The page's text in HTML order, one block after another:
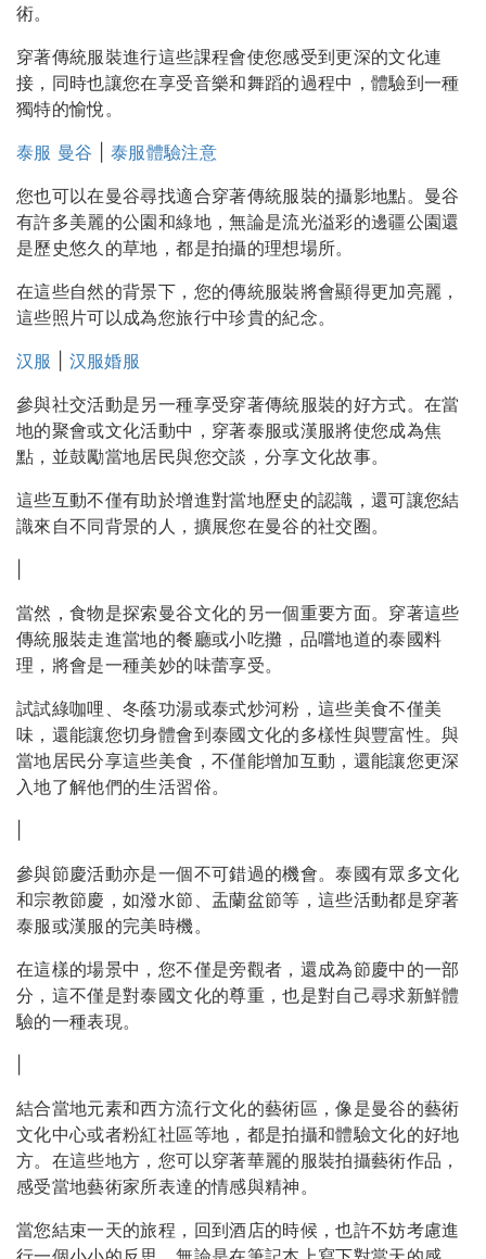
術。
穿著傳統服裝進行這些課程會使您感受到更深的文化連
接，同時也讓您在享受音樂和舞蹈的過程中，體驗到一種
獨特的愉悅。
泰服 曼谷
泰服體驗注意
您也可以在曼谷尋找適合穿著傳統服裝的攝影地點。曼谷
有許多美麗的公園和綠地，無論是流光溢彩的邊疆公園還
是歷史悠久的草地，都是拍攝的理想場所。
在這些自然的背景下，您的傳統服裝將會顯得更加亮麗，
這些照片可以成為您旅行中珍貴的紀念。
汉服
汉服婚服
參與社交活動是另一種享受穿著傳統服裝的好方式。在當
地的聚會或文化活動中，穿著泰服或漢服將使您成為焦
點，並鼓勵當地居民與您交談，分享文化故事。
這些互動不僅有助於增進對當地歷史的認識，還可讓您結
識來自不同背景的人，擴展您在曼谷的社交圈。
當然，食物是探索曼谷文化的另一個重要方面。穿著這些
傳統服裝走進當地的餐廳或小吃攤，品嚐地道的泰國料
理，將會是一種美妙的味蕾享受。
試試綠咖哩、冬蔭功湯或泰式炒河粉，這些美食不僅美
味，還能讓您切身體會到泰國文化的多樣性與豐富性。與
當地居民分享這些美食，不僅能增加互動，還能讓您更深
入地了解他們的生活習俗。
參與節慶活動亦是一個不可錯過的機會。泰國有眾多文化
和宗教節慶，如潑水節、盂蘭盆節等，這些活動都是穿著
泰服或漢服的完美時機。
在這樣的場景中，您不僅是旁觀者，還成為節慶中的一部
分，這不僅是對泰國文化的尊重，也是對自己尋求新鮮體
驗的一種表現。
結合當地元素和西方流行文化的藝術區，像是曼谷的藝術
文化中心或者粉紅社區等地，都是拍攝和體驗文化的好地
方。在這些地方，您可以穿著華麗的服裝拍攝藝術作品，
感受當地藝術家所表達的情感與精神。
當您結束一天的旅程，回到酒店的時候，也許不妨考慮進